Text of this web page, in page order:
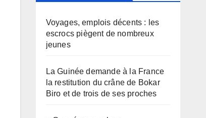
Voyages, emplois décents : les
escrocs piègent de nombreux
jeunes
La Guinée demande à la France
la restitution du crâne de Bokar
Biro et de trois de ses proches